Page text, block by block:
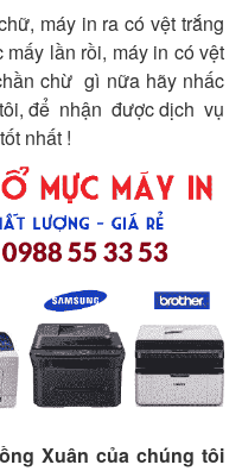
máy in ra có vệt trắng
lần rồi, máy in có vệt
chừ gì nữa hãy nhấc
để nhận được dịch vụ
tốt nhất !
Xuân của chúng tôi